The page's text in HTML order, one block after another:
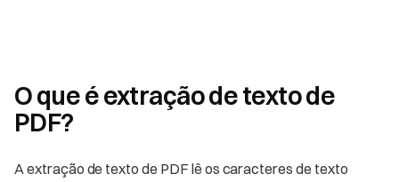
O que é extração de texto de
PDF?
A extração de texto de PDF lê os caracteres de texto